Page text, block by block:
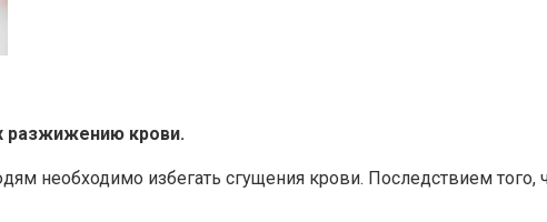
разжижению крови.
необходимо избегать сгущения крови. Последствием того,